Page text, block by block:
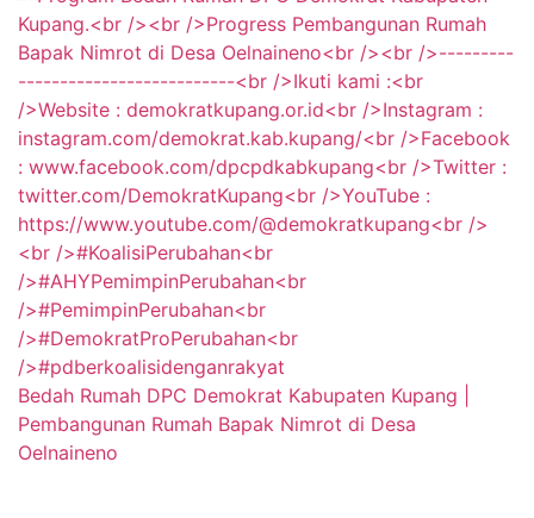
Bedah Rumah DPC Demokrat Kabupaten Kupang |
Pembangunan Rumah Bapak Nimrot di Desa
Oelnaineno